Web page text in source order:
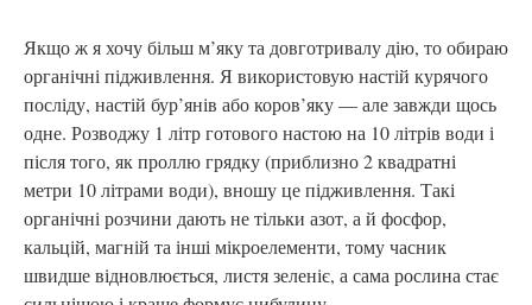
Якщо ж я хочу більш м’яку та довготривалу дію, то обираю
органічні підживлення. Я використовую настій курячого
посліду, настій бур’янів або коров’яку — але завжди щось
одне. Розводжу 1 літр готового настою на 10 літрів води і
після того, як проллю грядку (приблизно 2 квадратні
метри 10 літрами води), вношу це підживлення. Такі
органічні розчини дають не тільки азот, а й фосфор,
кальцій, магній та інші мікроелементи, тому часник
швидше відновлюється, листя зеленіє, а сама рослина стає